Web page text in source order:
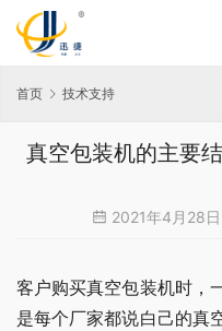
首页 技术支持
真空包装机的主要
2021年4月28
客户购买真空包装机时，
是每个厂家都说白己的真